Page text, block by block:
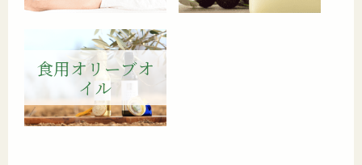
食用オリーブオ
イル